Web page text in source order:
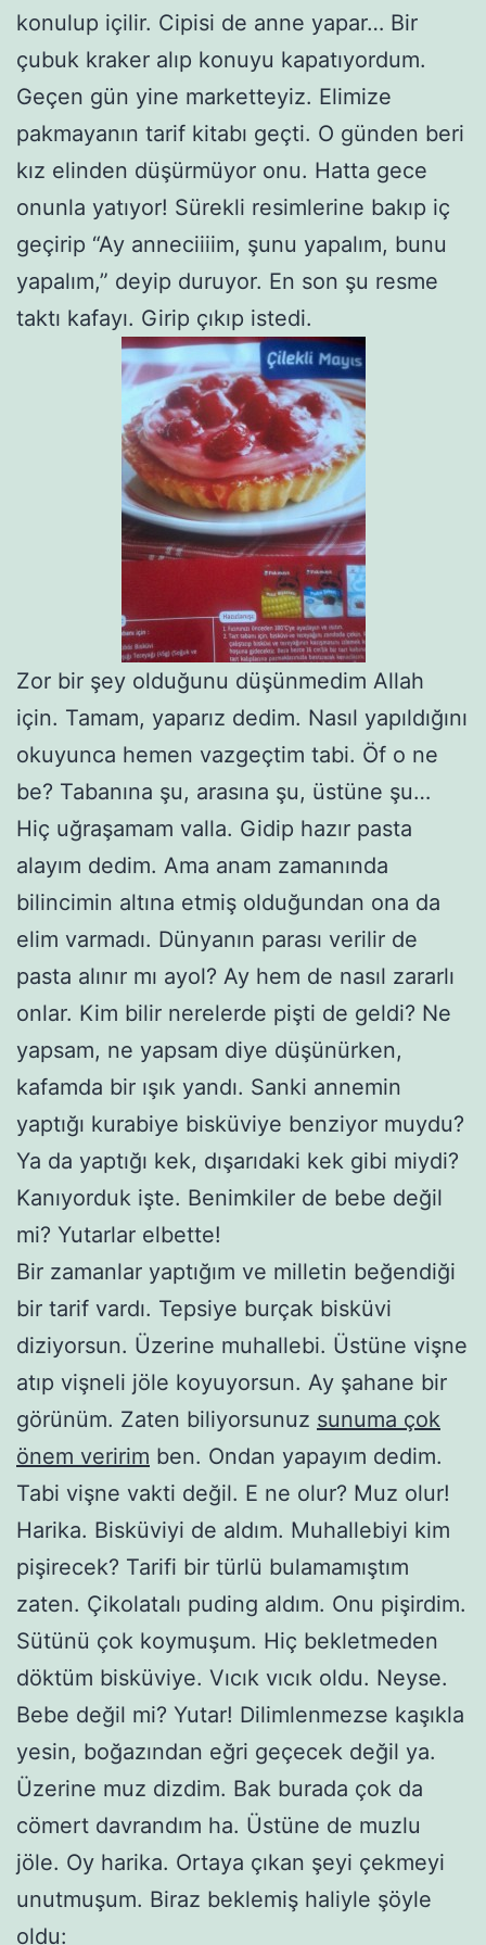
konulup içilir. Cipisi de anne yapar… Bir
çubuk kraker alıp konuyu kapatıyordum.
Geçen gün yine marketteyiz. Elimize
pakmayanın tarif kitabı geçti. O günden beri
kız elinden düşürmüyor onu. Hatta gece
onunla yatıyor! Sürekli resimlerine bakıp iç
geçirip “Ay anneciiiim, şunu yapalım, bunu
yapalım,” deyip duruyor. En son şu resme
taktı kafayı. Girip çıkıp istedi.
Zor bir şey olduğunu düşünmedim Allah
için. Tamam, yaparız dedim. Nasıl yapıldığını
okuyunca hemen vazgeçtim tabi. Öf o ne
be? Tabanına şu, arasına şu, üstüne şu…
Hiç uğraşamam valla. Gidip hazır pasta
alayım dedim. Ama anam zamanında
bilincimin altına etmiş olduğundan ona da
elim varmadı. Dünyanın parası verilir de
pasta alınır mı ayol? Ay hem de nasıl zararlı
onlar. Kim bilir nerelerde pişti de geldi? Ne
yapsam, ne yapsam diye düşünürken,
kafamda bir ışık yandı. Sanki annemin
yaptığı kurabiye bisküviye benziyor muydu?
Ya da yaptığı kek, dışarıdaki kek gibi miydi?
Kanıyorduk işte. Benimkiler de bebe değil
mi? Yutarlar elbette!
Bir zamanlar yaptığım ve milletin beğendiği
bir tarif vardı. Tepsiye burçak bisküvi
diziyorsun. Üzerine muhallebi. Üstüne vişne
atıp vişneli jöle koyuyorsun. Ay şahane bir
görünüm. Zaten biliyorsunuz sunuma çok
önem veririm ben. Ondan yapayım dedim.
Tabi vişne vakti değil. E ne olur? Muz olur!
Harika. Bisküviyi de aldım. Muhallebiyi kim
pişirecek? Tarifi bir türlü bulamamıştım
zaten. Çikolatalı puding aldım. Onu pişirdim.
Sütünü çok koymuşum. Hiç bekletmeden
döktüm bisküviye. Vıcık vıcık oldu. Neyse.
Bebe değil mi? Yutar! Dilimlenmezse kaşıkla
yesin, boğazından eğri geçecek değil ya.
Üzerine muz dizdim. Bak burada çok da
cömert davrandım ha. Üstüne de muzlu
jöle. Oy harika. Ortaya çıkan şeyi çekmeyi
unutmuşum. Biraz beklemiş haliyle şöyle
oldu: